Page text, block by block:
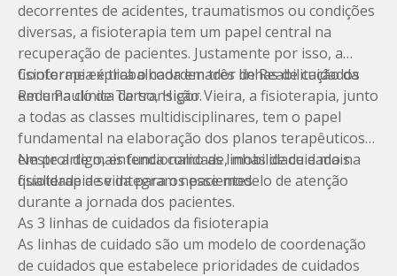
decorrentes de acidentes, traumatismos ou condições
diversas, a fisioterapia tem um papel central na
recuperação de pacientes. Justamente por isso, a
fisioterapia é trabalhada em três linhas de cuidados
em uma clínica de transição.
Conforme explica o coordenador de Reabilitação da
Rede Paulo de Tarso, Higor Vieira, a fisioterapia, junto
a todas as classes multidisciplinares, tem o papel
fundamental na elaboração dos planos terapêuticos
em prol de mais funcionalidade, mobilidade e mais
qualidade de vida para os pacientes.
Neste artigo, entenda como as linhas de cuidado na
fisioterapia se integram nesse modelo de atenção
durante a jornada dos pacientes.
As 3 linhas de cuidados da fisioterapia
As linhas de cuidado são um modelo de coordenação
de cuidados que estabelece prioridades de cuidados